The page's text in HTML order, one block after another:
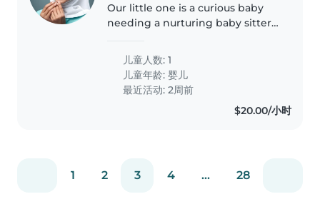
Our little one is a curious baby
needing a nurturing baby sitter
Handle light chores and take
care of my 10 month old. English
speaker preferred
儿童人数: 1
儿童年龄:婴儿
最近活动: 2周前
$20.00/小时
1 2 3 4 ... 28